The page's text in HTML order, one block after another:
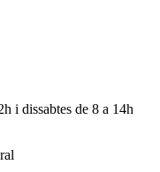
i dissabtes de 8 a 14h